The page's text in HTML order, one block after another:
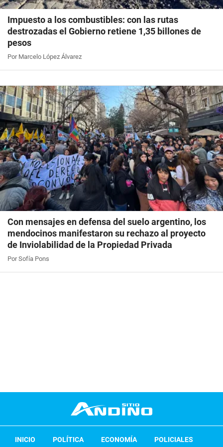
Impuesto a los combustibles: con las rutas
destrozadas el Gobierno retiene 1,35 billones de
pesos
Por Marcelo López Álvarez
Con mensajes en defensa del suelo argentino, los
mendocinos manifestaron su rechazo al proyecto
de Inviolabilidad de la Propiedad Privada
Por Sofía Pons
INICIO POLÍTICA ECONOMÍA POLICIALES